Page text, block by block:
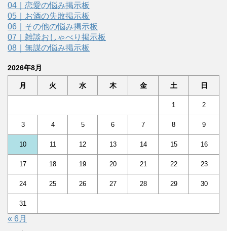
04｜恋愛の悩み掲示板
05｜お酒の失敗掲示板
06｜その他の悩み掲示板
07｜雑談おしゃべり掲示板
08｜無謀の悩み掲示板
2026年8月
月 火 水 木 金 土 日
1 2
3 4 5 6 7 8 9
10 11 12 13 14 15 16
17 18 19 20 21 22 23
24 25 26 27 28 29 30
31
« 6月